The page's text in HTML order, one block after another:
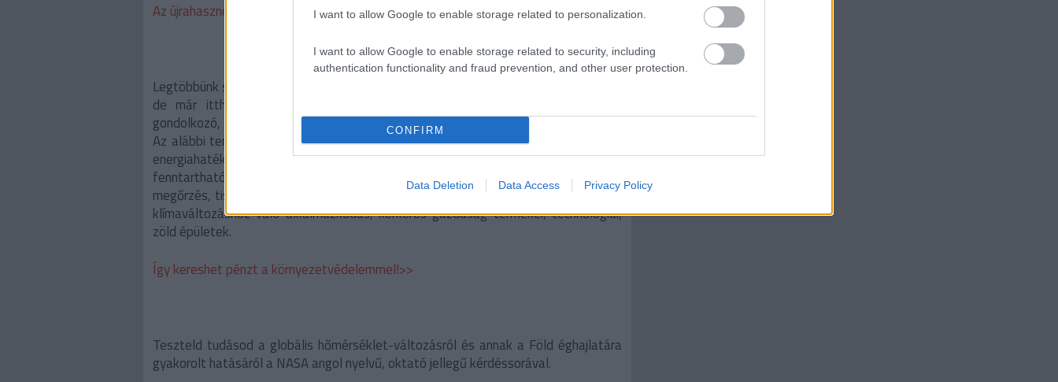
I want to allow Google to enable storage related to personalization.
I want to allow Google to enable storage related to security, including
authentication functionality and fraud prevention, and other user protection.
CONFIRM
Data Deletion Data Access Privacy Policy
Az újrahasznosítás hazugsága>>
Legtöbbünk számára a befektetés = bankbetét vagy állampapír. Sokan nem tudták,
de már itthon is vannak olyan befektetési alapok, amelyek csak felelősen
gondolkozó, a fenntarthatóságot szem előtt tartó cégek részvényeibe fektetnek.
Az alábbi területek esnek az ún. zöld befektetések csoportjába: megújuló energia,
energiahatékonyság, szennyezés megelőzés és kontroll, környezetileg
fenntartható mezőgazdaság és állattenyésztés, szárazföldi és vízi biodiverzitás
megőrzés, tiszta közlekedés, fenntartható vízgazdálkodás, szennyvízgazdálkodás,
klímaváltozáshoz való alkalmazkodás, körkörös gazdaság termékei, technológiái,
zöld épületek.
Így kereshet pénzt a környezetvédelemmel!>>
Teszteld tudásod a globális hőmérséklet-változásról és annak a Föld éghajlatára
gyakorolt ​​hatásáról a NASA angol nyelvű, oktató jellegű kérdéssorával.